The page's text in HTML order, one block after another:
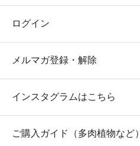
ログイン
メルマガ登録・解除
インスタグラムはこちら
ご購入ガイド（多肉植物など）